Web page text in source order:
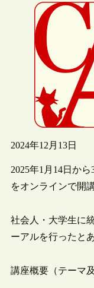
2024年12月13日
2025年1月14日か
をオンラインで開
社会人・大学生に
ーアルを行ったと
講座概要（テーマ